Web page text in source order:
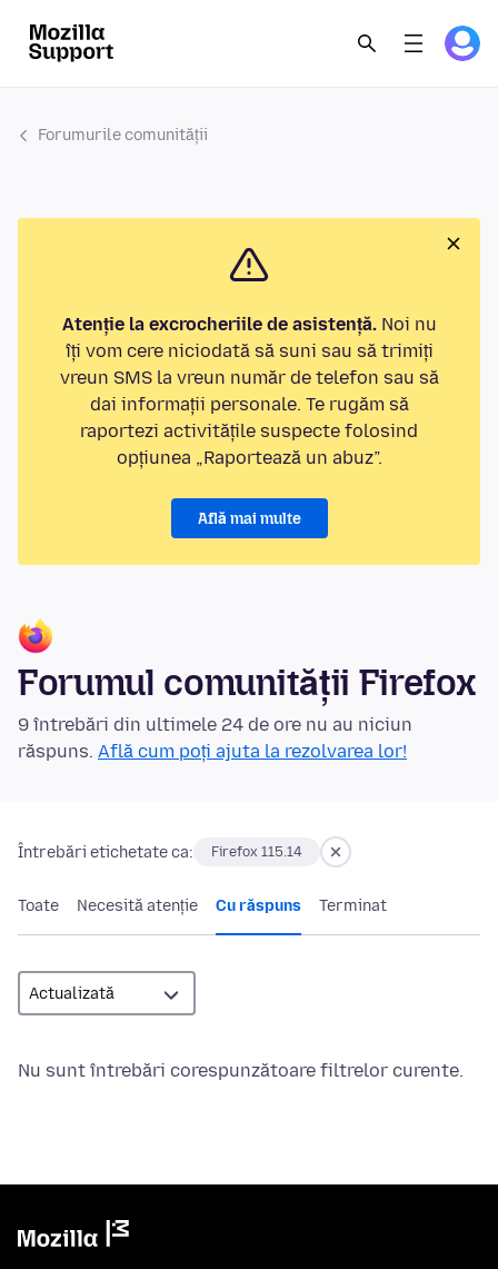
Forumurile comunității
Atenție la excrocheriile de asistență.Noi nu
îți vom cere niciodată să suni sau să trimiți
vreun SMS la vreun număr de telefon sau să
dai informații personale. Te rugăm să
raportezi activitățile suspecte folosind
opțiunea „Raportează un abuz”.
Află mai multe
Forumul comunității Firefox
9 întrebări din ultimele 24 de ore nu au niciun
răspuns. Află cum poți ajuta la rezolvarea lor!
Întrebări etichetate ca: Firefox 115.14
Toate Necesită atenție Cu răspuns Terminat
Nu sunt întrebări corespunzătoare filtrelor curente.